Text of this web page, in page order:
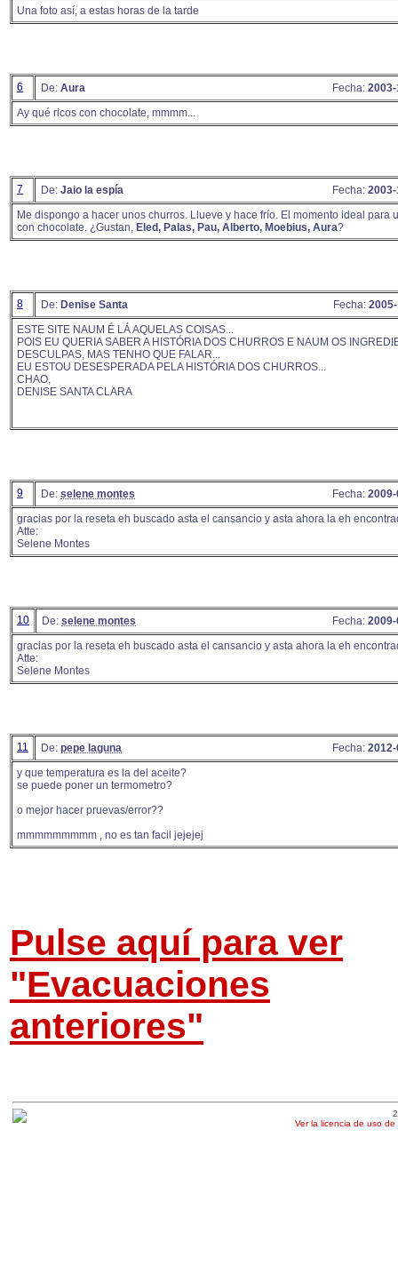
Una foto así, a estas horas de la tarde
6 De: Aura Fecha:
Ay qué ricos con chocolate, mmmm...
7 De: Jaio la espía Fecha:
Me dispongo a hacer unos churros. Llueve y hace frío. El momento ideal para
con chocolate. ¿Gustan, Eled, Palas, Pau, Alberto, Moebius, Aura?
8 De: Denise Santa Fecha:
ESTE SITE NAUM É LÁ AQUELAS COISAS...
POIS EU QUERIA SABER A HISTÓRIA DOS CHURROS E NAUM OS
DESCULPAS, MAS TENHO QUE FALAR...
EU ESTOU DESESPERADA PELA HISTÓRIA DOS CHURROS...
CHAO,
DENISE SANTA CLARA
9 De: selene montes Fecha:
gracias por la reseta eh buscado asta el cansancio y asta ahora la eh
Atte:
Selene Montes
10 De: selene montes Fecha:
gracias por la reseta eh buscado asta el cansancio y asta ahora la eh
Atte:
Selene Montes
11 De: pepe laguna Fecha:
y que temperatura es la del aceite?
se puede poner un termometro?
o mejor hacer pruevas/error??
mmmmmmmmm , no es tan facil jejejej
Pulse aquí para ver
"Evacuaciones
anteriores"
Ver la licencia de uso